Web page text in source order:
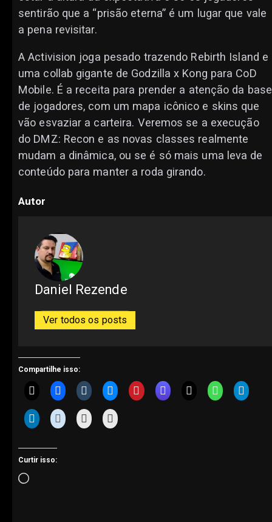
sentirão que a “prisão eterna” é um lugar que vale
a pena revisitar.
A Activision joga pesado trazendo Rebirth Island e
uma collab gigante de Godzilla x Kong para CoD
Mobile. É a receita para prender a atenção da base
de jogadores, com um mapa icônico e skins que
vão esvaziar a carteira. Veremos se a execução
do DMZ: Recon e as novas classes realmente
mudam a dinâmica, ou se é só mais uma leva de
conteúdo para manter a roda girando.
Autor
Daniel Rezende
Ver todos os posts
Compartilhe isso:
Curtir isso: